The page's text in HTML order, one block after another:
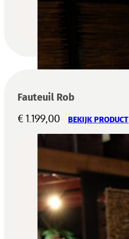
Fauteuil Rob
€ 1.199,00 BEKIJK PRODUCT